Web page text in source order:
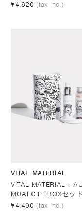
¥4,620 (tax inc.)
VITAL MATERIAL
VITAL MATERIAL ×
MOAI GIFT BOXセット
¥4,400 (tax inc.)